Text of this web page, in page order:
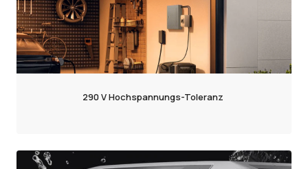
290 V Hochspannungs-Toleranz